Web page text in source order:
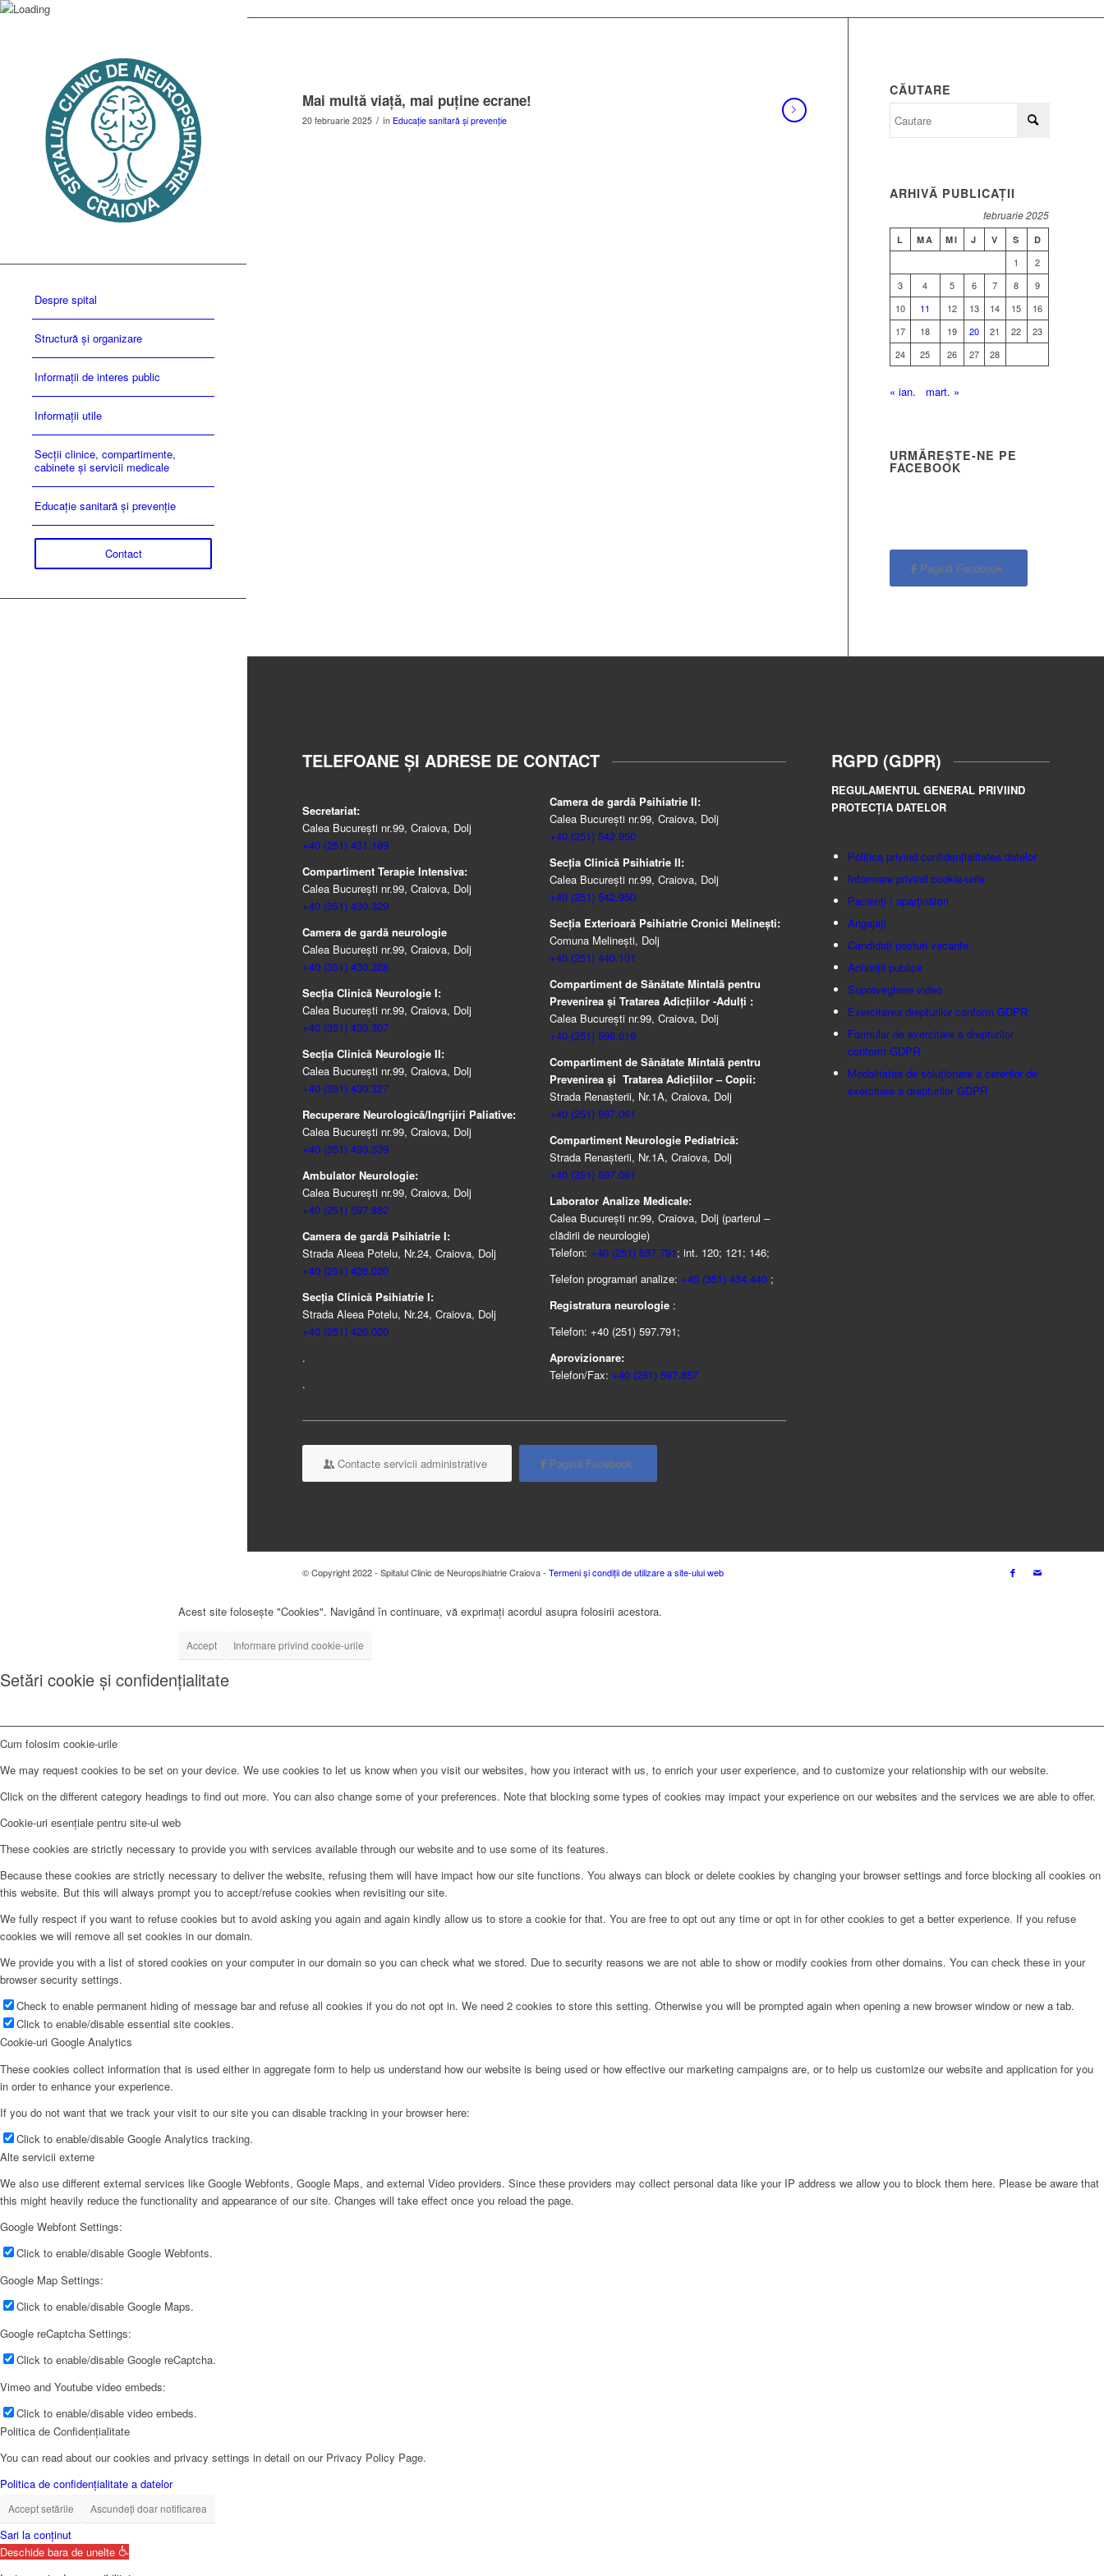
Despre spital
Structură și organizare
Informații de interes public
Informații utile
Secții clinice, compartimente,
cabinete și servicii medicale
Educație sanitară și prevenție
Contact
Mai multă viaţă, mai puţine ecrane!
20 februarie 2025 / în Educație sanitară și prevenție
CĂUTARE
ARHIVĂ PUBLICAȚII
februarie 2025
L MA MI J V S D
1
2
3
4 5 6 7 8
9
10
11 12 13 14 15
16
17
18 19 20 21 22
23
24
25 26 27 28
« ian. mart. »
URMĂREȘTE-NE PE
FACEBOOK
Pagină Facebook
TELEFOANE ȘI ADRESE DE CONTACT
Secretariat:
Calea București nr.99, Craiova, Dolj
+40 (251) 431.189
Compartiment Terapie Intensiva:
Calea București nr.99, Craiova, Dolj
+40 (351) 430.329
Camera de gardă neurologie
Calea București nr.99, Craiova, Dolj
+40 (351) 430.328
Secția Clinică Neurologie I:
Calea București nr.99, Craiova, Dolj
+40 (351) 430.307
Secția Clinică Neurologie II:
Calea București nr.99, Craiova, Dolj
+40 (351) 430.327
Recuperare Neurologică/Ingrijiri Paliative:
Calea București nr.99, Craiova, Dolj
+40 (351) 430.339
Ambulator Neurologie:
Calea București nr.99, Craiova, Dolj
+40 (251) 597.882
Camera de gardă Psihiatrie I:
Strada Aleea Potelu, Nr.24, Craiova, Dolj
+40 (251) 426.020
Secția Clinică Psihiatrie I:
Strada Aleea Potelu, Nr.24, Craiova, Dolj
+40 (251) 426.020
.
.
Camera de gardă Psihiatrie II:
Calea București nr.99, Craiova, Dolj
+40 (251) 542.950
Secția Clinică Psihiatrie II:
Calea București nr.99, Craiova, Dolj
+40 (251) 542.950
Secția Exterioară Psihiatrie Cronici Melinești:
Comuna Melinești, Dolj
+40 (251) 440.101
Compartiment de Sănătate Mintală pentru
Prevenirea şi Tratarea Adicţiilor -Adulţi :
Calea București nr.99, Craiova, Dolj
+40 (251) 598.016
Compartiment de Sănătate Mintală pentru
Prevenirea şi Tratarea Adicţiilor – Copii:
Strada Renașterii, Nr.1A, Craiova, Dolj
+40 (251) 597.061
Compartiment Neurologie Pediatrică:
Strada Renaşterii, Nr.1A, Craiova, Dolj
+40 (251) 597.061
Laborator Analize Medicale:
Calea București nr.99, Craiova, Dolj (parterul –
clădirii de neurologie)
Telefon: +40 (251) 597.791; int. 120; 121; 146;
Telefon programari analize: +40 (351) 434.440;
Registratura neurologie:
Telefon: +40 (251) 597.791;
Aprovizionare:
Telefon/Fax: +40 (251) 597.857
Contacte servicii administrative Pagină Facebook
RGPD (GDPR)
REGULAMENTUL GENERAL PRIVIIND
PROTECȚIA DATELOR
Politica privind confidențialitatea datelor
Informare privind cookie-urile
Pacienți / aparținători
Angajați
Candidați posturi vacante
Achiziții publice
Supraveghere video
Exercitarea drepturilor conform GDPR
Formular de exercitare a drepturilor
conform GDPR
Modalitatea de soluționare a cererilor de
exercitare a drepturilor GDPR
© Copyright 2022 - Spitalul Clinic de Neuropsihiatrie Craiova - Termeni și condiții de utilizare a site-ului web
Acest site folosește "Cookies". Navigând în continuare, vă exprimați acordul asupra folosirii acestora.
Accept Informare privind cookie-urile
Setări cookie și confidențialitate
Cum folosim cookie-urile
We may request cookies to be set on your device. We use cookies to let us know when you visit our websites, how you interact with us, to enrich your user experience, and to customize your relationship with our website.
Click on the different category headings to find out more. You can also change some of your preferences. Note that blocking some types of cookies may impact your experience on our websites and the services we are able to offer.
Cookie-uri esențiale pentru site-ul web
These cookies are strictly necessary to provide you with services available through our website and to use some of its features.
Because these cookies are strictly necessary to deliver the website, refusing them will have impact how our site functions. You always can block or delete cookies by changing your browser settings and force blocking all cookies on
this website. But this will always prompt you to accept/refuse cookies when revisiting our site.
We fully respect if you want to refuse cookies but to avoid asking you again and again kindly allow us to store a cookie for that. You are free to opt out any time or opt in for other cookies to get a better experience. If you refuse
cookies we will remove all set cookies in our domain.
We provide you with a list of stored cookies on your computer in our domain so you can check what we stored. Due to security reasons we are not able to show or modify cookies from other domains. You can check these in your
browser security settings.
Check to enable permanent hiding of message bar and refuse all cookies if you do not opt in. We need 2 cookies to store this setting. Otherwise you will be prompted again when opening a new browser window or new a tab.
Click to enable/disable essential site cookies.
Cookie-uri Google Analytics
These cookies collect information that is used either in aggregate form to help us understand how our website is being used or how effective our marketing campaigns are, or to help us customize our website and application for you
in order to enhance your experience.
If you do not want that we track your visit to our site you can disable tracking in your browser here:
Click to enable/disable Google Analytics tracking.
Alte servicii externe
We also use different external services like Google Webfonts, Google Maps, and external Video providers. Since these providers may collect personal data like your IP address we allow you to block them here. Please be aware that
this might heavily reduce the functionality and appearance of our site. Changes will take effect once you reload the page.
Google Webfont Settings:
Click to enable/disable Google Webfonts.
Google Map Settings:
Click to enable/disable Google Maps.
Google reCaptcha Settings:
Click to enable/disable Google reCaptcha.
Vimeo and Youtube video embeds:
Click to enable/disable video embeds.
Politica de Confidențialitate
You can read about our cookies and privacy settings in detail on our Privacy Policy Page.
Politica de confidențialitate a datelor
Accept setările Ascundeți doar notificarea
Sari la conținut
Deschide bara de unelte